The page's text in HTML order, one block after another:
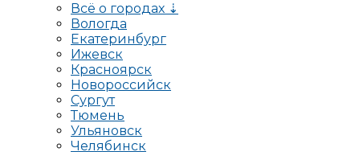
Всё о городах ⇣
Вологда
Екатеринбург
Ижевск
Красноярск
Новороссийск
Сургут
Тюмень
Ульяновск
Челябинск